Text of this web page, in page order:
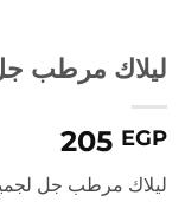
ليلاك مرطب جل
205 EGP